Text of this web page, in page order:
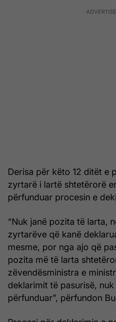
Derisa për këto 12 ditët e
zyrtarë i lartë shtetërorë
përfunduar procesin e
“Nuk janë pozita të larta,
zyrtarëve që kanë
mesme, por nga ajo që
pozita më të larta
zëvendësministra e
deklarimit të pasurisë,
përfunduar”, përfundon